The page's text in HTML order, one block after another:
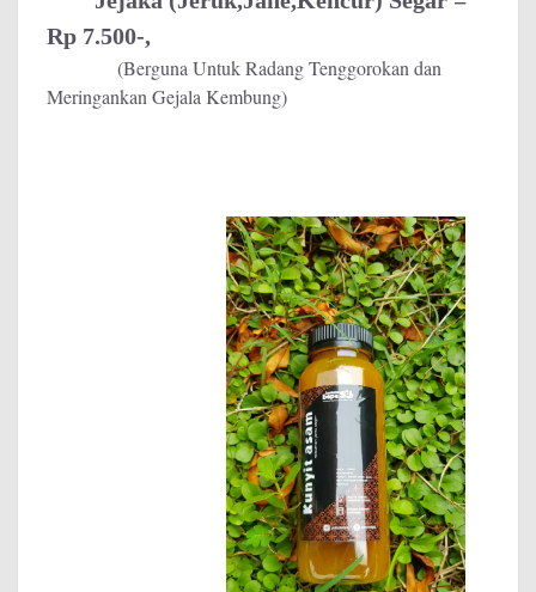
Rp 7.500-,
(Berguna Untuk Radang Tenggorokan dan
Meringankan Gejala Kembung)